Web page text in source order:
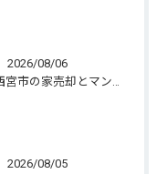
2026/08/06
2026/08/05